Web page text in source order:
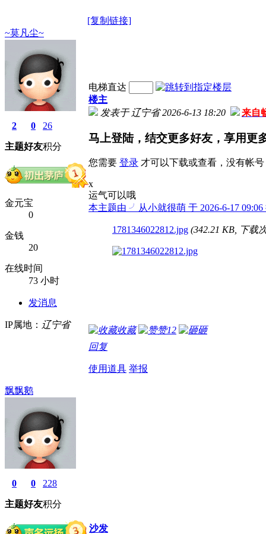
[复制链接]
~莫凡尘~
2
主题
0
好友
26
积分
金元宝
0
金钱
20
在线时间
73 小时
发消息
IP属地： 辽宁省
电梯直达
楼主
发表于 辽宁省 2026-6-13 18:20
来自
马上登陆，结交更多好友，享用更
您需要 登录 才可以下载或查看，没有帐号
x
运气可以哦
本主题由 ╯从小就很萌 于 2026-6-17
1781346022812.jpg (342.21 KB, 下载
收藏 赞12
砸
回复
使用道具 举报
飘飘鹅
0
主题
0
好友
228
积分
沙发